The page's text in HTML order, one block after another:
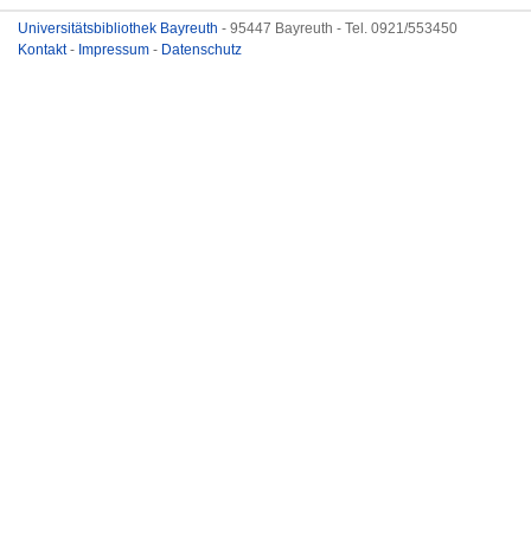
Universitätsbibliothek Bayreuth - 95447 Bayreuth - Tel. 0921/553450
Kontakt- Impressum - Datenschutz